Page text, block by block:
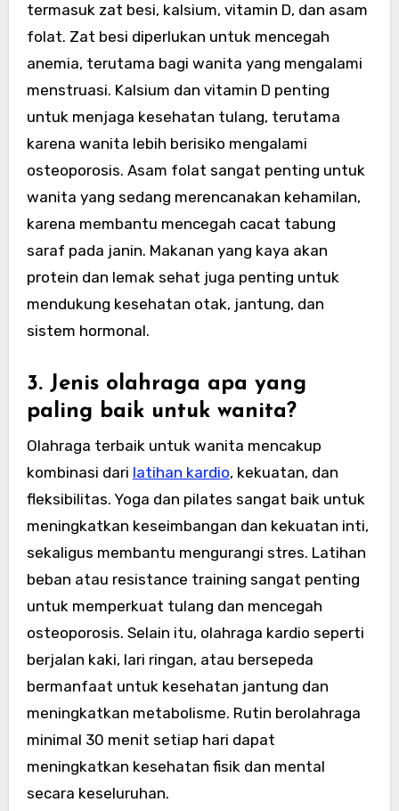
termasuk zat besi, kalsium, vitamin D, dan asam
folat. Zat besi diperlukan untuk mencegah
anemia, terutama bagi wanita yang mengalami
menstruasi. Kalsium dan vitamin D penting
untuk menjaga kesehatan tulang, terutama
karena wanita lebih berisiko mengalami
osteoporosis. Asam folat sangat penting untuk
wanita yang sedang merencanakan kehamilan,
karena membantu mencegah cacat tabung
saraf pada janin. Makanan yang kaya akan
protein dan lemak sehat juga penting untuk
mendukung kesehatan otak, jantung, dan
sistem hormonal.
3. Jenis olahraga apa yang
paling baik untuk wanita?
Olahraga terbaik untuk wanita mencakup
kombinasi dari latihan kardio, kekuatan, dan
fleksibilitas. Yoga dan pilates sangat baik untuk
meningkatkan keseimbangan dan kekuatan inti,
sekaligus membantu mengurangi stres. Latihan
beban atau resistance training sangat penting
untuk memperkuat tulang dan mencegah
osteoporosis. Selain itu, olahraga kardio seperti
berjalan kaki, lari ringan, atau bersepeda
bermanfaat untuk kesehatan jantung dan
meningkatkan metabolisme. Rutin berolahraga
minimal 30 menit setiap hari dapat
meningkatkan kesehatan fisik dan mental
secara keseluruhan.